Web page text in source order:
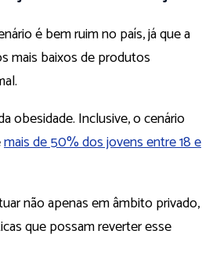
é bem ruim no país, já que a
mais baixos de produtos
obesidade. Inclusive, o cenário
mais de 50% dos jovens entre 18 e
não apenas em âmbito privado,
que possam reverter esse